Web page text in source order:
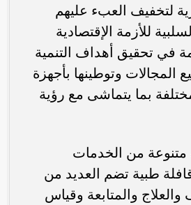
لتخفيف العبء عليهم
للأزمة الإقتصادية
في تحقيق أهداف التنمية
المجالات وتوطينها بأجهزة
بما يتماشى مع رؤية
متنوعة من الخدمات
طبية تضم العديد من
والمتابعة وقياس